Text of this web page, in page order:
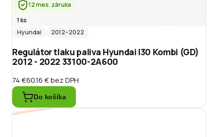
12 mes. záruka
1 ks
Hyundai
2012–2022
Regulátor tlaku paliva Hyundai I30 Kombi (GD)
2012 - 2022 33100-2A600
74 €60.16 €bez DPH
Do košíka